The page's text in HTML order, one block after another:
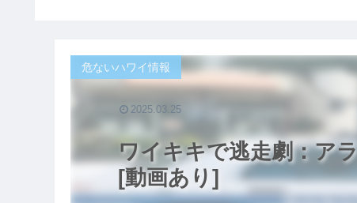
ワイキキで逃走劇：ア
[動画あり]
危ないハワイ情報
2025.03.25